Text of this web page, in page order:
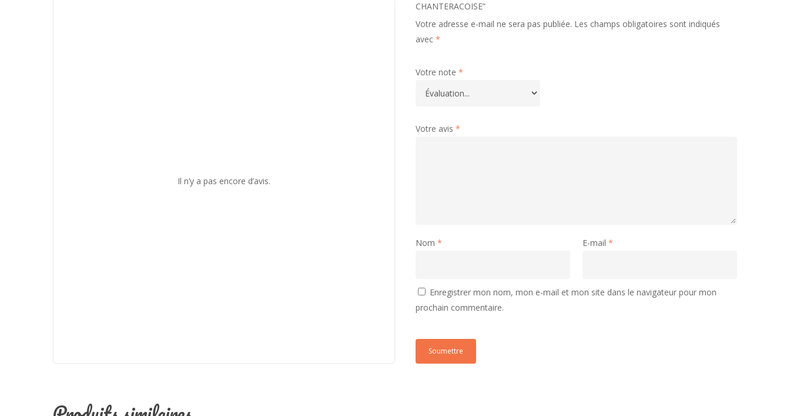
Il n’y a pas encore d’avis.
CHANTERACOISE”
Votre adresse e-mail ne sera pas publiée. Les champs obligatoires sont indiqués
avec *
Votre note *
Votre avis *
Nom * E-mail*
Enregistrer mon nom, mon e-mail et mon site dans le navigateur pour mon
prochain commentaire.